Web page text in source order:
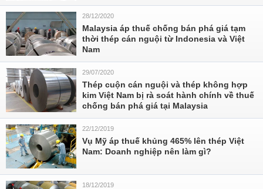
28/12/2020
Malaysia áp thuế chống bán phá giá tạm
thời thép cán nguội từ Indonesia và Việt
Nam
29/07/2020
Thép cuộn cán nguội và thép không hợp
kim Việt Nam bị rà soát hành chính về thuế
chống bán phá giá tại Malaysia
22/12/2019
Vụ Mỹ áp thuế khủng 465% lên thép Việt
Nam: Doanh nghiệp nên làm gì?
18/12/2019